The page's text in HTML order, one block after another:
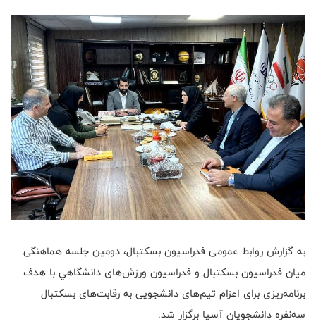
به گزارش روابط عمومی فدراسیون بسکتبال، دومین جلسه هماهنگی
میان فدراسیون بسکتبال و فدراسیون ورزش‌های دانشگاهي با هدف
برنامه‌ریزی برای اعزام تیم‌های دانشجویی به رقابت‌های بسکتبال
سه‌نفره دانشجویان آسیا برگزار شد.